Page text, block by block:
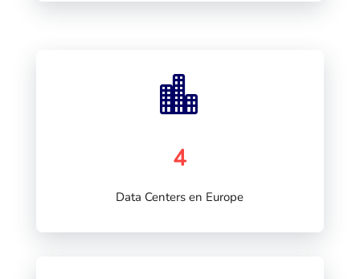

4
Data Centers en Europe